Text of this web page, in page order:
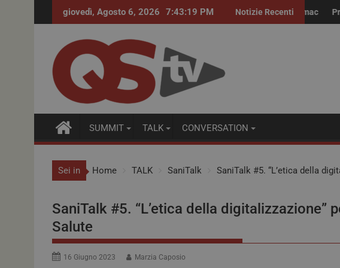
giovedì, Agosto 6, 2026 7:43:20 PM Notizie Recenti
Procurement farmaceutico. Accordi quadro per i farmaci fuori
SUMMIT TALK CONVERSATION
Sei in Home TALK SaniTalk SaniTalk #5. “L’etica della
SaniTalk #5. “L’etica della digitalizzazione”
Salute
16 Giugno 2023 Marzia Caposio